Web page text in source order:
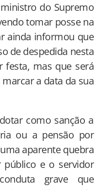
do Supremo
tomar posse na
ainda informou que
de despedida nesta
festa, mas que será
a data da sua
como sanção a
ou a pensão por
aparente quebra
e o servidor
grave que